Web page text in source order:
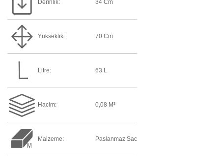
Derinlik: 34 Cm
Yükseklik: 70 Cm
Litre: 63 L
Hacim: 0,08 M³
Malzeme: Paslanmaz Sac